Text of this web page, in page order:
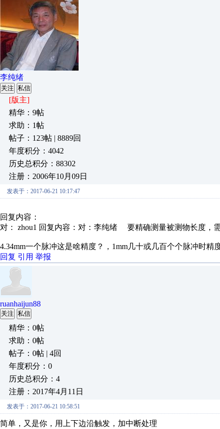
李纯绪
关注 私信
[版主]
精华：9帖
求助：1帖
帖子：123帖 | 8889回
年度积分：4042
历史总积分：88302
注册：2006年10月09日
发表于：2017-06-21 10:17:47
回复内容：
对： zhou1 回复内容：对：李纯绪 要精确测量被测物长度，
4.34mm一个脉冲这是啥精度？，1mm几十或几百个个脉冲时精
回复 引用 举报
ruanhaijun88
关注 私信
精华：0帖
求助：0帖
帖子：0帖 | 4回
年度积分：0
历史总积分：4
注册：2017年4月11日
发表于：2017-06-21 10:58:51
简单，又是你，用上下边沿触发，加中断处理